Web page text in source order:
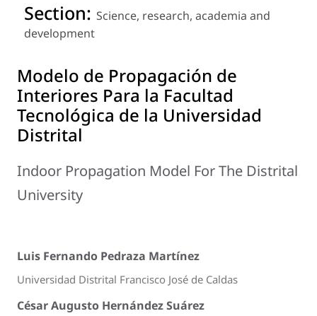
Section: Science, research, academia and
development
Modelo de Propagación de
Interiores Para la Facultad
Tecnológica de la Universidad
Distrital
Indoor Propagation Model For The Distrital
University
Luis Fernando Pedraza Martínez
Universidad Distrital Francisco José de Caldas
César Augusto Hernández Suárez